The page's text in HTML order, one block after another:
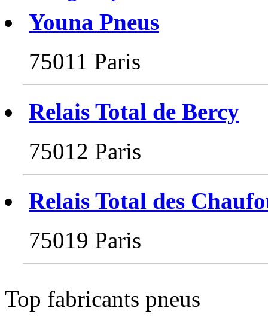
Youna Pneus
75011 Paris
Relais Total de Bercy
75012 Paris
Relais Total des
75019 Paris
Top fabricants pneus